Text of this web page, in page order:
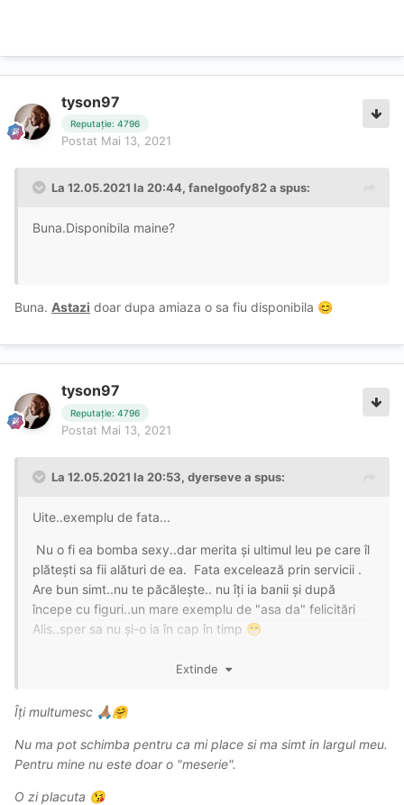
tyson97
Reputație: 4796
Postat Mai 13, 2021
La 12.05.2021 la 20:44, fanelgoofy82a spus:
Buna.Disponibila maine?
Buna. Astazi doar dupa amiaza o sa fiu disponibila 😊
tyson97
Reputație: 4796
Postat Mai 13, 2021
La 12.05.2021 la 20:53, dyersevea spus:
Uite..exemplu de fata...
Nu o fi ea bomba sexy..dar merita și ultimul leu pe care îl
plătești sa fii alături de ea. Fata excelează prin servicii .
Are bun simt..nu te păcălește.. nu îți ia banii și după
începe cu figuri..un mare exemplu de "asa da" felicitări
Alis..sper sa nu și-o ia în cap în timp 😁
Spun de ea ca este mai noua la noi..as spune eu de mai
Extinde
Îți multumesc 🙏🏽🤗
Nu ma pot schimba pentru ca mi place si ma simt in largul meu.
Pentru mine nu este doar o "meserie".
O zi placuta 😘